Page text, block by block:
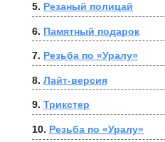
5. Резаный полицай
6. Памятный подарок
7. Резьба по «Уралу»
8. Лайт-версия
9. Трикстер
10. Резьба по «Уралу»